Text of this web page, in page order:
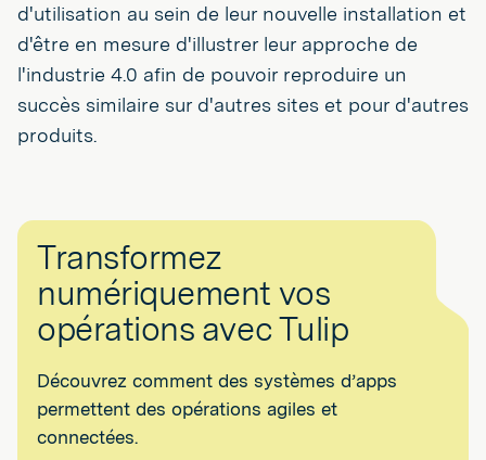
d'utilisation au sein de leur nouvelle installation et
d'être en mesure d'illustrer leur approche de
l'industrie 4.0 afin de pouvoir reproduire un
succès similaire sur d'autres sites et pour d'autres
produits.
Transformez
numériquement vos
opérations avec Tulip
Découvrez comment des systèmes d’apps
permettent des opérations agiles et
connectées.